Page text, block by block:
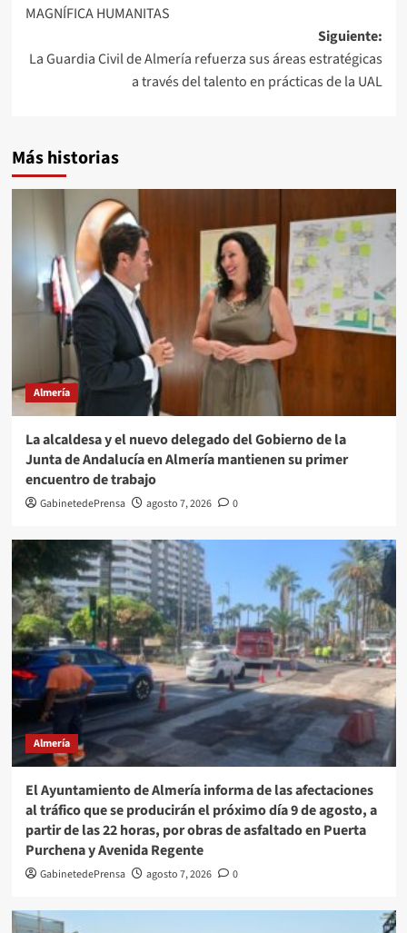
de
entradas
MAGNÍFICA HUMANITAS
Siguiente:
La Guardia Civil de Almería refuerza sus áreas estratégicas
a través del talento en prácticas de la UAL
Más historias
Almería
La alcaldesa y el nuevo delegado del Gobierno de la
Junta de Andalucía en Almería mantienen su primer
encuentro de trabajo
GabinetedePrensa agosto 7, 2026 0
Almería
El Ayuntamiento de Almería informa de las afectaciones
al tráfico que se producirán el próximo día 9 de agosto, a
partir de las 22 horas, por obras de asfaltado en Puerta
Purchena y Avenida Regente
GabinetedePrensa agosto 7, 2026 0